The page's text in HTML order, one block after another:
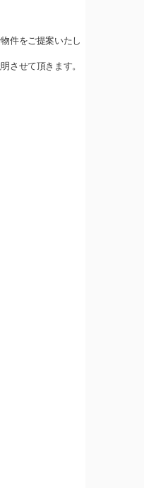
件をご提案いたし
させて頂きます。